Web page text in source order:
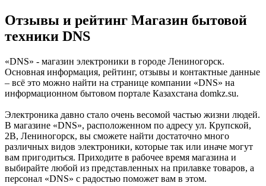
Отзывы и рейтинг Магазин бытовой
техники DNS
«DNS» - магазин электроники в городе Лениногорск.
Основная информация, рейтинг, отзывы и контактные данные
– всё это можно найти на странице компании «DNS» на
информационном бытовом портале Казахстана domkz.su.
Электроника давно стало очень весомой частью жизни людей.
В магазине «DNS», расположенном по адресу ул. Крупской,
2В, Лениногорск, вы сможете найти достаточно много
различных видов электроники, которые так или иначе могут
вам пригодиться. Приходите в рабочее время магазина и
выбирайте любой из представленных на прилавке товаров, а
персонал «DNS» с радостью поможет вам в этом.